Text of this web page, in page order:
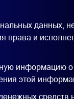
данных,
права и
информацию о
этой
средств